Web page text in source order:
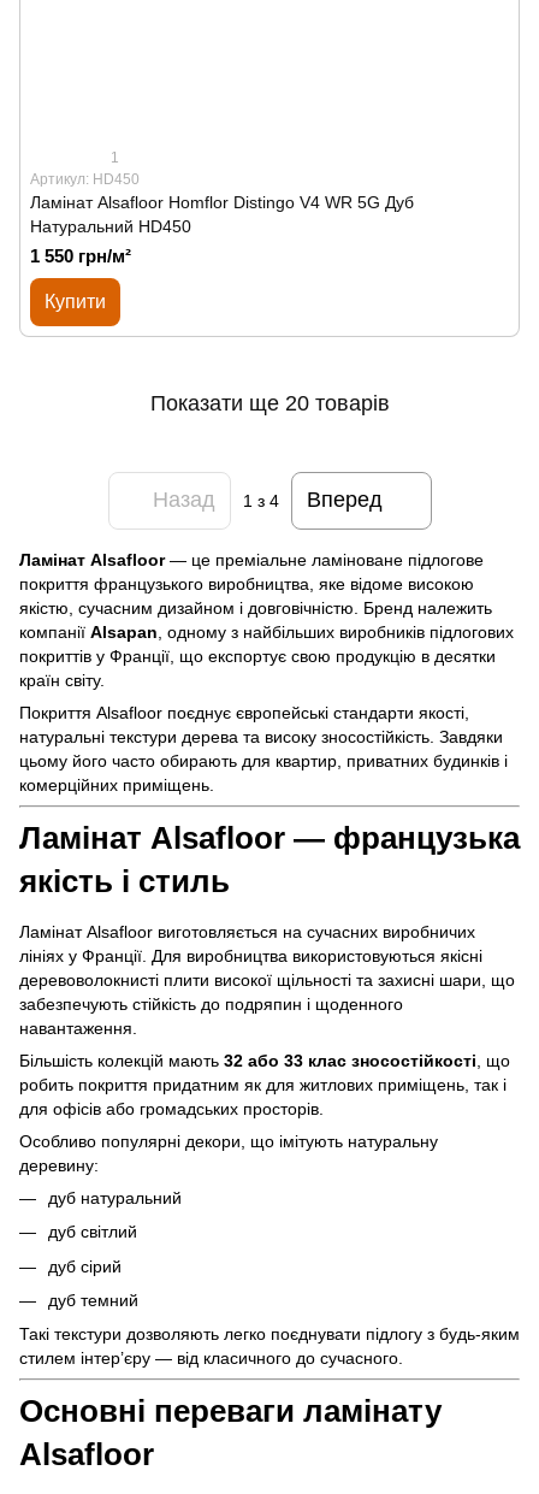
1
Артикул: HD450
Ламінат Alsafloor Homflor Distingo V4 WR 5G Дуб
Натуральний HD450
1 550 грн/м²
Купити
Показати ще 20 товарів
Назад 1 з 4 Вперед
Ламінат Alsafloor— це преміальне ламіноване підлогове
покриття французького виробництва, яке відоме високою
якістю, сучасним дизайном і довговічністю. Бренд належить
компанії Alsapan , одному з найбільших виробників підлогових
покриттів у Франції, що експортує свою продукцію в десятки
країн світу.
Покриття Alsafloor поєднує європейські стандарти якості,
натуральні текстури дерева та високу зносостійкість. Завдяки
цьому його часто обирають для квартир, приватних будинків і
комерційних приміщень.
Ламінат Alsafloor — французька
якість і стиль
Ламінат Alsafloor виготовляється на сучасних виробничих
лініях у Франції. Для виробництва використовуються якісні
деревоволокнисті плити високої щільності та захисні шари, що
забезпечують стійкість до подряпин і щоденного
навантаження.
Більшість колекцій мають 32 або 33 клас зносостійкості , що
робить покриття придатним як для житлових приміщень, так і
для офісів або громадських просторів.
Особливо популярні декори, що імітують натуральну
деревину:
дуб натуральний
дуб світлий
дуб сірий
дуб темний
Такі текстури дозволяють легко поєднувати підлогу з будь-яким
стилем інтер’єру — від класичного до сучасного.
Основні переваги ламінату
Alsafloor